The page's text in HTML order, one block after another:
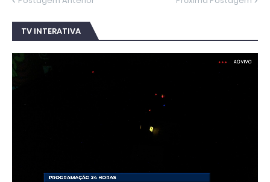
TV INTERATIVA